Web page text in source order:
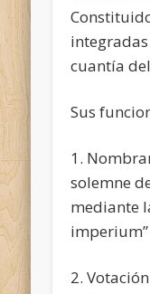
cuantía
Sus
1.
solemne
mediante
imperium”
2.